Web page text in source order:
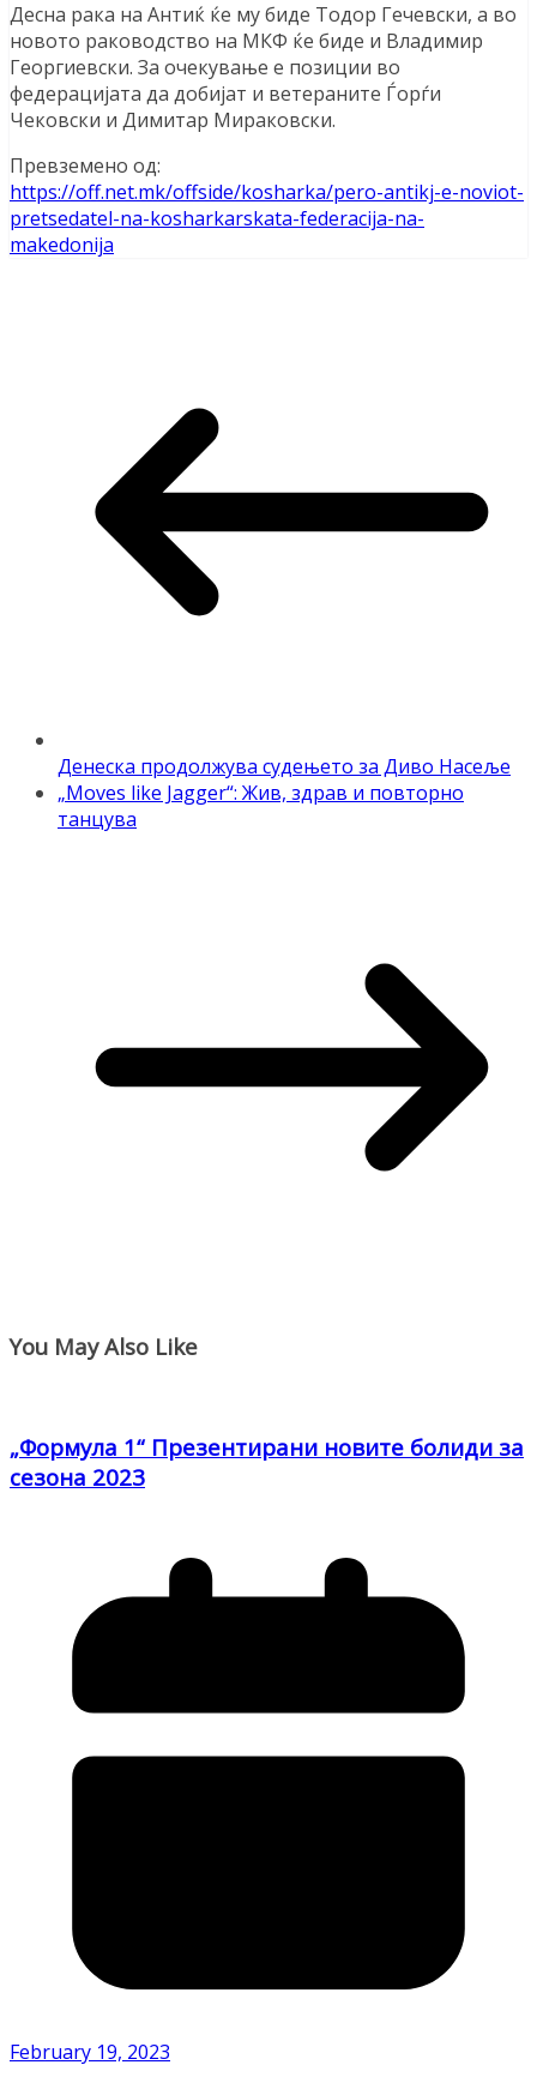
Десна рака на Антиќ ќе му биде Тодор Гечевски, а во
новото раководство на МКФ ќе биде и Владимир
Георгиевски. За очекување е позиции во
федерацијата да добијат и ветераните Ѓорѓи
Чековски и Димитар Мираковски.
Превземено од:
https://off.net.mk/offside/kosharka/pero-antikj-e-noviot-
pretsedatel-na-kosharkarskata-federacija-na-
makedonija
Денеска продолжува судењето за Диво Насеље
„Moves like Jagger“: Жив, здрав и повторно
танцува
You May Also Like
„Формула 1“ Презентирани новите болиди за
сезона 2023
February 19, 2023